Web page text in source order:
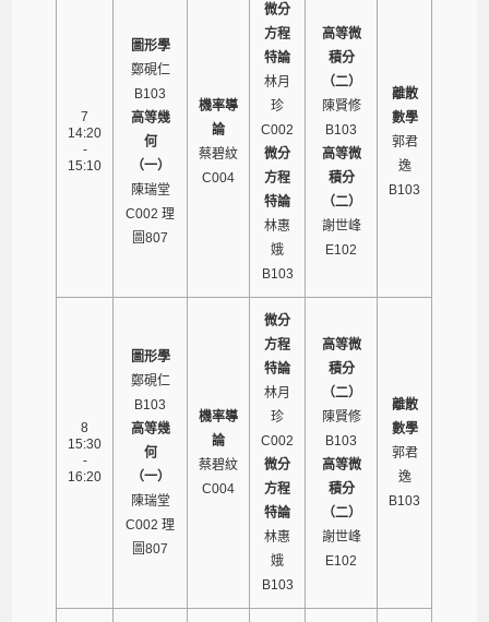
7
14:20
-
15:10
圖形學
鄭硯仁
B103
高等幾
何
（一）
陳瑞堂
C002 理
圖807
機率導
論
蔡碧紋
C004
微分
方程
特論
林月
珍
C002
微分
方程
特論
林惠
娥
B103
高等微
積分
（二）
陳賢修
B103
高等微
積分
（二）
謝世峰
E102
離散
數學
郭君
逸
B103
8
15:30
-
16:20
圖形學
鄭硯仁
B103
高等幾
何
（一）
陳瑞堂
C002 理
圖807
機率導
論
蔡碧紋
C004
微分
方程
特論
林月
珍
C002
微分
方程
特論
林惠
娥
B103
高等微
積分
（二）
陳賢修
B103
高等微
積分
（二）
謝世峰
E102
離散
數學
郭君
逸
B103